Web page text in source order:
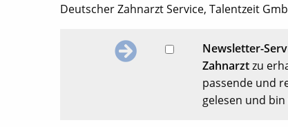
Deutscher Zahnarzt Service, Talentzeit
Newsletter-
Zahnarztzu
passende und
gelesen und